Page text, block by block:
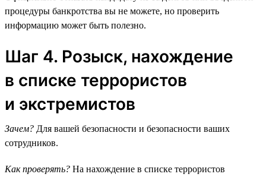
процедуры банкротства вы не можете, но проверить
информацию может быть полезно.
Шаг 4. Розыск, нахождение
в списке террористов
и экстремистов
Зачем? Для вашей безопасности и безопасности ваших
сотрудников.
Как проверять? На нахождение в списке террористов